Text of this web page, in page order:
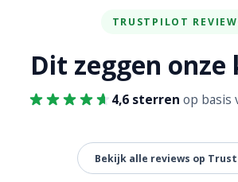
TRUSTPILOT
Dit zeggen onze
4,6 sterren op basis
Bekijk alle reviews op